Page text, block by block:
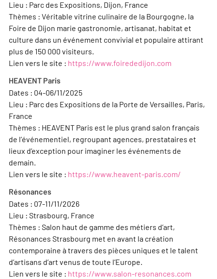
Lieu : Parc des Expositions, Dijon, France
Thèmes : Véritable vitrine culinaire de la Bourgogne, la
Foire de Dijon marie gastronomie, artisanat, habitat et
culture dans un événement convivial et populaire attirant
plus de 150 000 visiteurs.
Lien vers le site : https://www.foirededijon.com
HEAVENT Paris
Dates : 04-06/11/2025
Lieu : Parc des Expositions de la Porte de Versailles, Paris,
France
Thèmes : HEAVENT Paris est le plus grand salon français
de l’événementiel, regroupant agences, prestataires et
lieux d’exception pour imaginer les événements de
demain.
Lien vers le site : https://www.heavent-paris.com/
Résonances
Dates : 07-11/11/2026
Lieu : Strasbourg, France
Thèmes : Salon haut de gamme des métiers d’art,
Résonances Strasbourg met en avant la création
contemporaine à travers des pièces uniques et le talent
d’artisans d’art venus de toute l’Europe.
Lien vers le site : https://www.salon-resonances.com